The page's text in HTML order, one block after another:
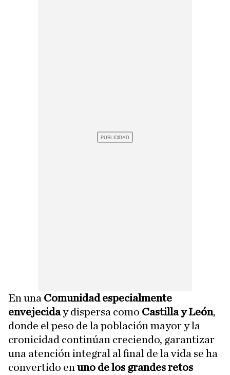
En una Comunidad especialmente
envejeciday dispersa como Castilla y León,
donde el peso de la población mayor y la
cronicidad continúan creciendo, garantizar
una atención integral al final de la vida se ha
convertido en uno de los grandes retos